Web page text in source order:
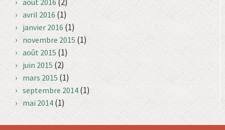
août 2016
avril 2016 (1)
janvier 2016 (1)
novembre 2015 (1)
août 2015 (1)
juin 2015 (2)
mars 2015 (1)
septembre 2014 (1)
mai 2014 (1)